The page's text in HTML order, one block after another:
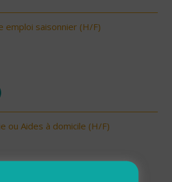
emploi saisonnier (H/F)
ou Aides à domicile (H/F)